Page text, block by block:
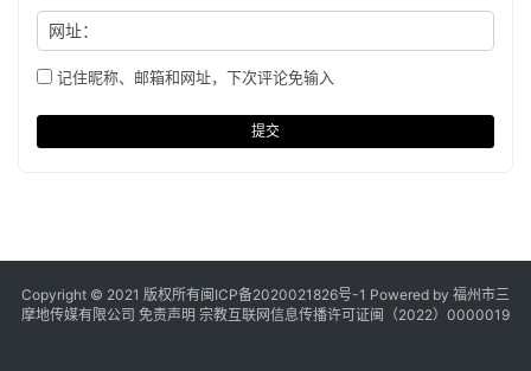
网址：
记住昵称、邮箱和网址，下次评论免输入
提交
Copyright © 2021 版权所有闽ICP备2020021826号-1 Powered by 福州市三
摩地传媒有限公司 免责声明 宗教互联网信息传播许可证闽（2022）0000019